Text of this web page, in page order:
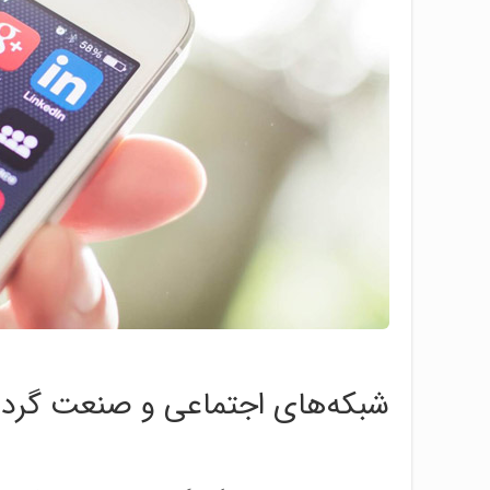
شبکه‌های اجتماعی و صنعت